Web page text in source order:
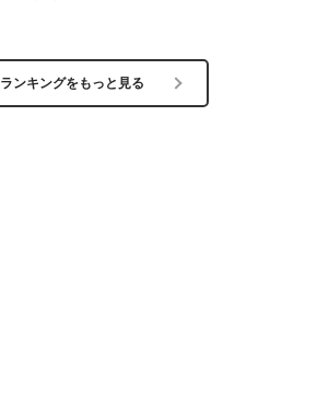
ランキングをもっと見る